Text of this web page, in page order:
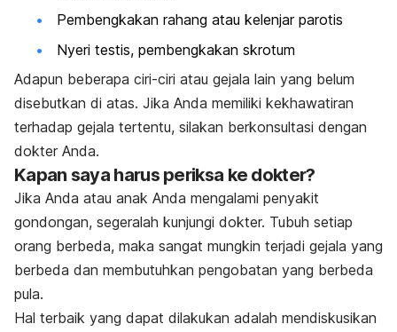
Pembengkakan rahang atau kelenjar parotis
Nyeri testis, pembengkakan skrotum
Adapun beberapa ciri-ciri atau gejala lain yang belum
disebutkan di atas. Jika Anda memiliki kekhawatiran
terhadap gejala tertentu, silakan berkonsultasi dengan
dokter Anda.
Kapan saya harus periksa ke dokter?
Jika Anda atau anak Anda mengalami penyakit
gondongan, segeralah kunjungi dokter. Tubuh setiap
orang berbeda, maka sangat mungkin terjadi gejala yang
berbeda dan membutuhkan pengobatan yang berbeda
pula.
Hal terbaik yang dapat dilakukan adalah mendiskusikan